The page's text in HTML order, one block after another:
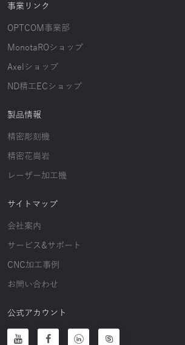
事業リンク
OPTCOM事業部
MonotaROショップ
Axelショップ
ND精工ECショップ
製品情報
精密彫刻機
精密花崗岩
レーザー加工機
サイトマップ
会社案内
サービス&サポート
CNC加工事例
お問い合わせ
公式アカウント